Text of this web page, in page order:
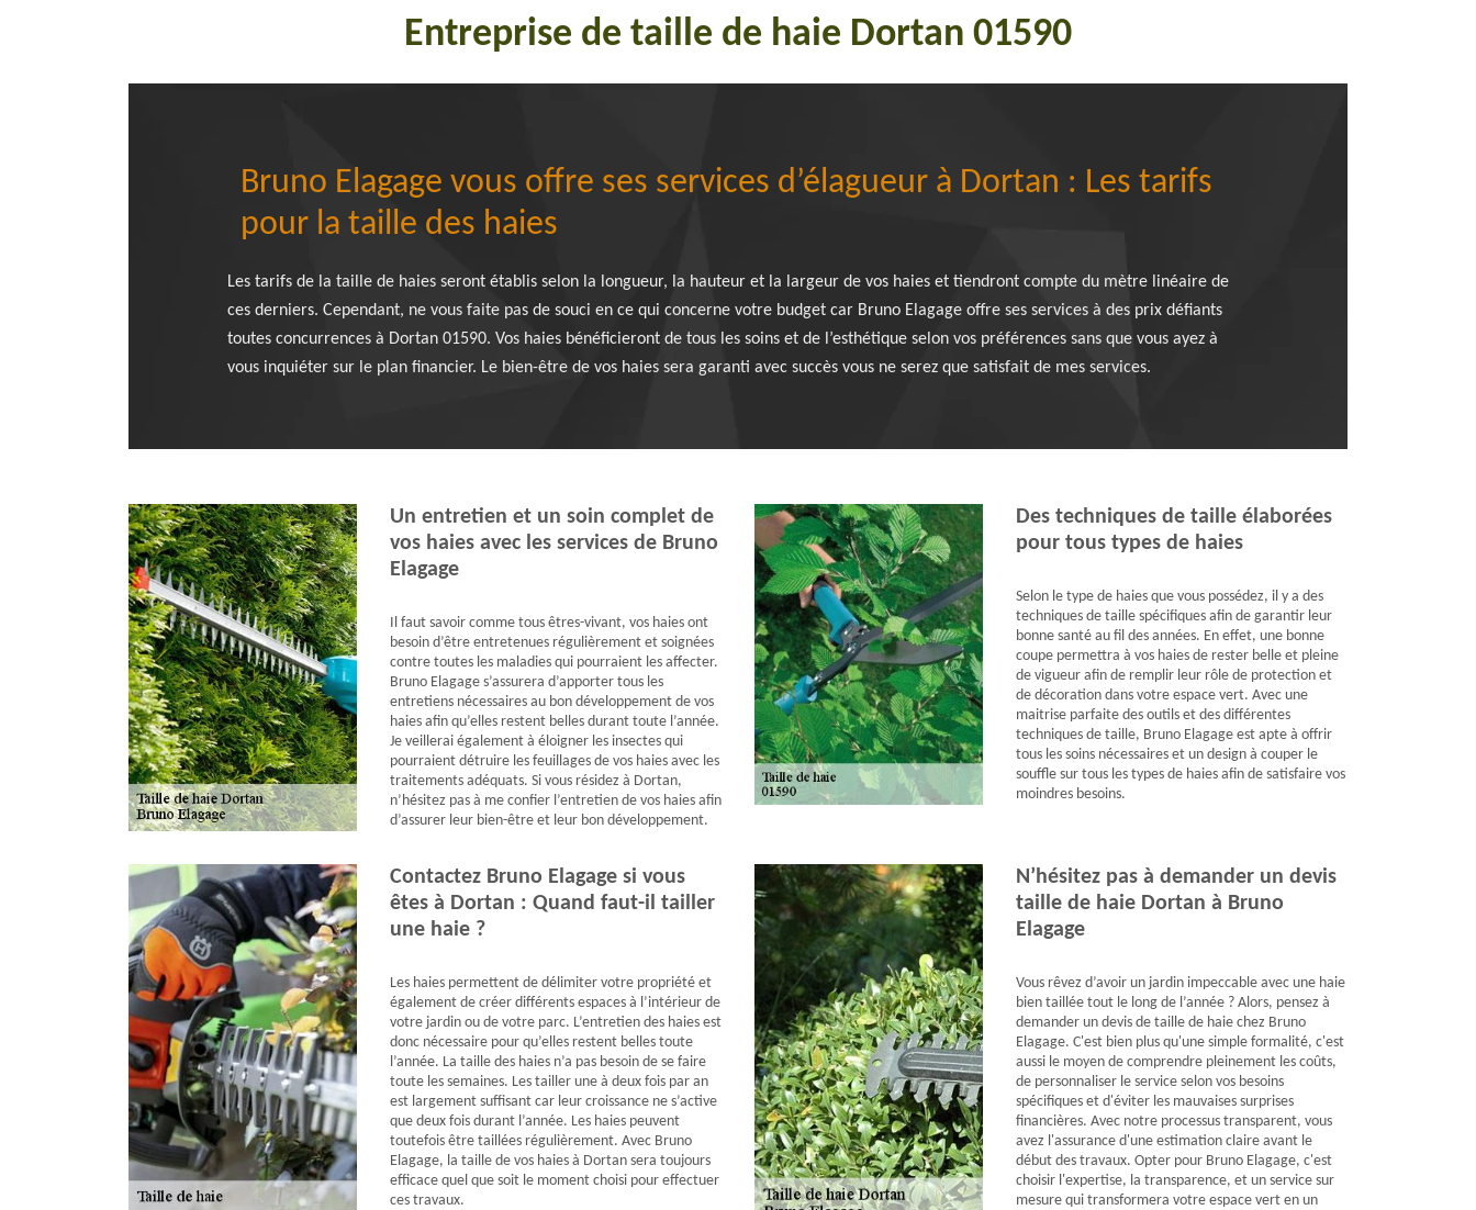
Entreprise de taille de haie Dortan 01590
Bruno Elagage vous offre ses services d’élagueur à Dortan : Les tarifs
pour la taille des haies
Les tarifs de la taille de haies seront établis selon la longueur, la hauteur et la largeur de vos haies et tiendront compte du mètre linéaire de
ces derniers. Cependant, ne vous faite pas de souci en ce qui concerne votre budget car Bruno Elagage offre ses services à des prix défiants
toutes concurrences à Dortan 01590. Vos haies bénéficieront de tous les soins et de l’esthétique selon vos préférences sans que vous ayez à
vous inquiéter sur le plan financier. Le bien-être de vos haies sera garanti avec succès vous ne serez que satisfait de mes services.
Un entretien et un soin complet de
vos haies avec les services de Bruno
Elagage
Il faut savoir comme tous êtres-vivant, vos haies ont
besoin d’être entretenues régulièrement et soignées
contre toutes les maladies qui pourraient les affecter.
Bruno Elagage s’assurera d’apporter tous les
entretiens nécessaires au bon développement de vos
haies afin qu’elles restent belles durant toute l’année.
Je veillerai également à éloigner les insectes qui
pourraient détruire les feuillages de vos haies avec les
traitements adéquats. Si vous résidez à Dortan,
n’hésitez pas à me confier l’entretien de vos haies afin
d’assurer leur bien-être et leur bon développement.
Des techniques de taille élaborées
pour tous types de haies
Selon le type de haies que vous possédez, il y a des
techniques de taille spécifiques afin de garantir leur
bonne santé au fil des années. En effet, une bonne
coupe permettra à vos haies de rester belle et pleine
de vigueur afin de remplir leur rôle de protection et
de décoration dans votre espace vert. Avec une
maitrise parfaite des outils et des différentes
techniques de taille, Bruno Elagage est apte à offrir
tous les soins nécessaires et un design à couper le
souffle sur tous les types de haies afin de satisfaire vos
moindres besoins.
Contactez Bruno Elagage si vous
êtes à Dortan : Quand faut-il tailler
une haie ?
Les haies permettent de délimiter votre propriété et
également de créer différents espaces à l’intérieur de
votre jardin ou de votre parc. L’entretien des haies est
donc nécessaire pour qu’elles restent belles toute
l’année. La taille des haies n’a pas besoin de se faire
toute les semaines. Les tailler une à deux fois par an
est largement suffisant car leur croissance ne s’active
que deux fois durant l’année. Les haies peuvent
toutefois être taillées régulièrement. Avec Bruno
Elagage, la taille de vos haies à Dortan sera toujours
efficace quel que soit le moment choisi pour effectuer
ces travaux.
N’hésitez pas à demander un devis
taille de haie Dortan à Bruno
Elagage
Vous rêvez d’avoir un jardin impeccable avec une haie
bien taillée tout le long de l’année ? Alors, pensez à
demander un devis de taille de haie chez Bruno
Elagage. C'est bien plus qu'une simple formalité, c'est
aussi le moyen de comprendre pleinement les coûts,
de personnaliser le service selon vos besoins
spécifiques et d'éviter les mauvaises surprises
financières. Avec notre processus transparent, vous
avez l'assurance d'une estimation claire avant le
début des travaux. Opter pour Bruno Elagage, c'est
choisir l'expertise, la transparence, et un service sur
mesure qui transformera votre espace vert en un